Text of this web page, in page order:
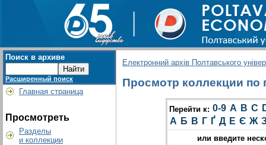
Поиск в архиве
Расширенный поиск
Главная страница
Просмотреть
Разделы
и коллекции
Електронний архів Полтавського
Просмотр коллекции по
Перейти к: 0-9 A B C
А Б В Г Ґ Д Е Є Ж
или введите